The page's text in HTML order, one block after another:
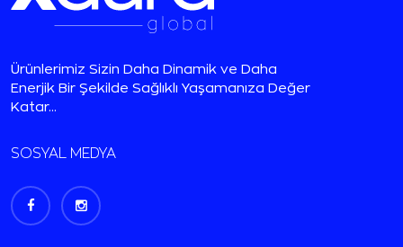
Ürünlerimiz Sizin Daha Dinamik ve Daha
Enerjik Bir Şekilde Sağlıklı Yaşamanıza Değer
Katar...
SOSYAL MEDYA